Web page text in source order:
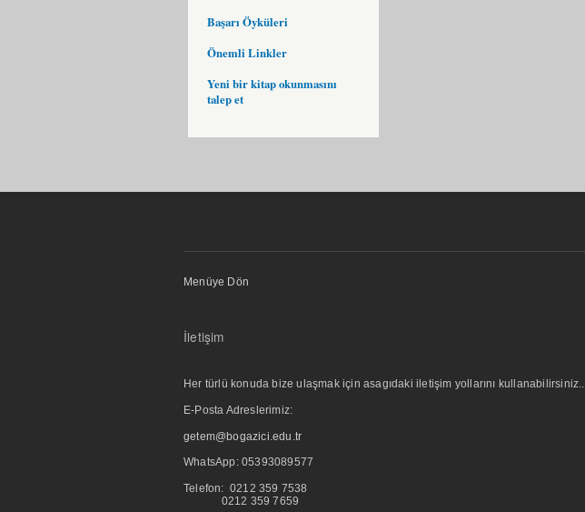
Başarı Öyküleri
Önemli Linkler
Yeni bir kitap okunmasını
talep et
Menüye Dön
İletişim
Her türlü konuda bize ulaşmak için asagıdaki iletişim yollarını kullanabilirsiniz..
E-Posta Adreslerimiz:
getem@bogazici.edu.tr
WhatsApp: 05393089577
Telefon: 0212 359 7538
0212 359 7659